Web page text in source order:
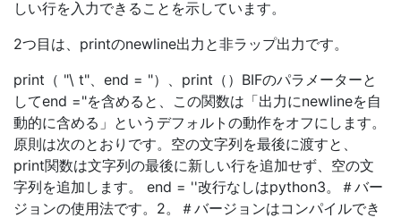
しい行を入力できることを示しています。
2つ目は、printのnewline出力と非ラップ出力です。
print（ "\ t"、end = "）、print（）BIFのパラメーターと
してend ="を含めると、この関数は「出力にnewlineを自
動的に含める」というデフォルトの動作をオフにします。
原則は次のとおりです。空の文字列を最後に渡すと、
print関数は文字列の最後に新しい行を追加せず、空の文
字列を追加します。 end = ''改行なしはpython3。＃バー
ジョンの使用法です。2。＃バージョンはコンパイルでき